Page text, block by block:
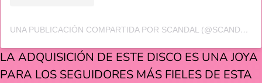
UNA PUBLICACIÓN COMPARTIDA POR SCANDAL (@SCANDAL_BAND_OFFICIAL)
LA ADQUISICIÓN DE ESTE DISCO ES UNA JOYA
PARA LOS SEGUIDORES MÁS FIELES DE ESTA